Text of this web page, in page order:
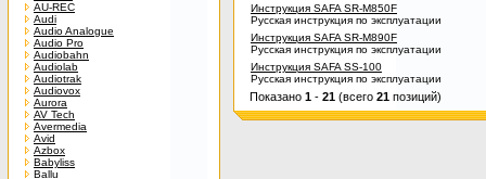
AU-REC
Audi
Audio Analogue
Audio Pro
Audiobahn
Audiolab
Audiotrak
Audiovox
Aurora
AV Tech
Avermedia
Avid
Azbox
Babyliss
Ballu
Инструкция SAFA SR-M850F
Русская инструкция по эксплуатации
Инструкция SAFA SR-M890F
Русская инструкция по эксплуатации
Инструкция SAFA SS-100
Русская инструкция по эксплуатации
Показано 1 - 21 (всего 21 позиций)